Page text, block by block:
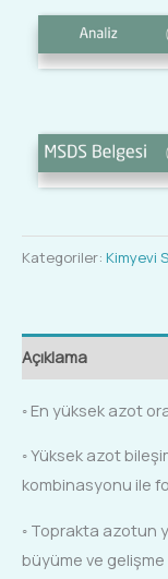
Kategoriler: Kimyevi
Açıklama
◦ En yüksek azot
◦ Yüksek azot
kombinasyonu ile
◦ Toprakta azotun
büyüme ve